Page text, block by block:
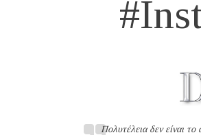
Πολυτέλεια δεν είναι το